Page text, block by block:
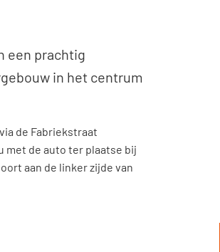
een prachtig
in het centrum
de Fabriekstraat
met de auto ter plaatse bij
aan de linker zijde van